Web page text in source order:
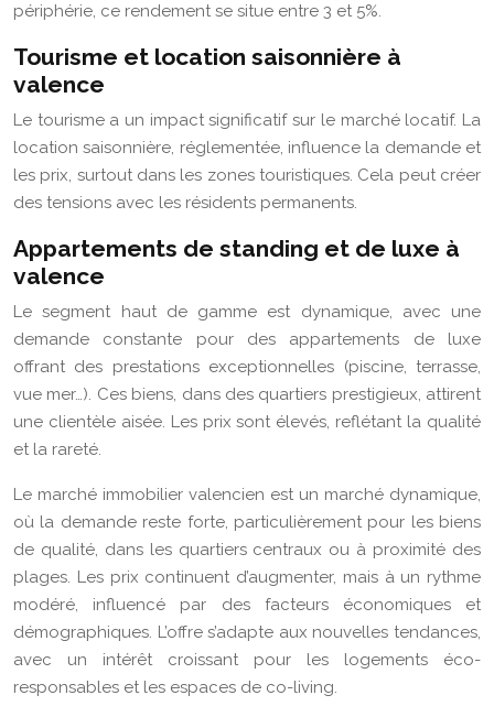
périphérie, ce rendement se situe entre 3 et 5%.
Tourisme et location saisonnière à
valence
Le tourisme a un impact significatif sur le marché locatif. La
location saisonnière, réglementée, influence la demande et
les prix, surtout dans les zones touristiques. Cela peut créer
des tensions avec les résidents permanents.
Appartements de standing et de luxe à
valence
Le segment haut de gamme est dynamique, avec une
demande constante pour des appartements de luxe
offrant des prestations exceptionnelles (piscine, terrasse,
vue mer…). Ces biens, dans des quartiers prestigieux, attirent
une clientèle aisée. Les prix sont élevés, reflétant la qualité
et la rareté.
Le marché immobilier valencien est un marché dynamique,
où la demande reste forte, particulièrement pour les biens
de qualité, dans les quartiers centraux ou à proximité des
plages. Les prix continuent d’augmenter, mais à un rythme
modéré, influencé par des facteurs économiques et
démographiques. L’offre s’adapte aux nouvelles tendances,
avec un intérêt croissant pour les logements éco-
responsables et les espaces de co-living.